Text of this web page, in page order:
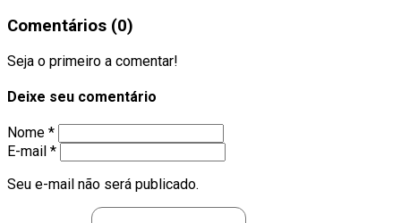
Comentários (0)
Seja o primeiro a comentar!
Deixe seu comentário
Nome *
E-mail *
Seu e-mail não será publicado.